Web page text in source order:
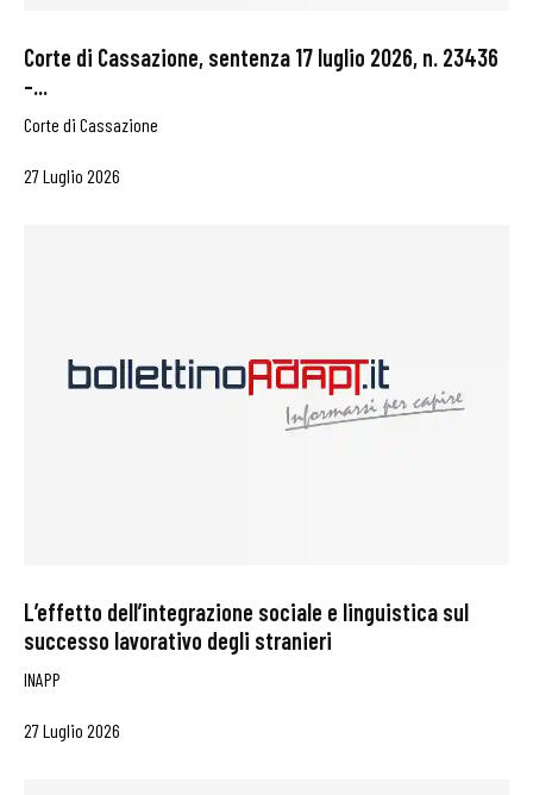
Corte di Cassazione, sentenza 17 luglio 2026, n. 23436
–...
Corte di Cassazione
27 Luglio 2026
L’effetto dell’integrazione sociale e linguistica sul
successo lavorativo degli stranieri
INAPP
27 Luglio 2026